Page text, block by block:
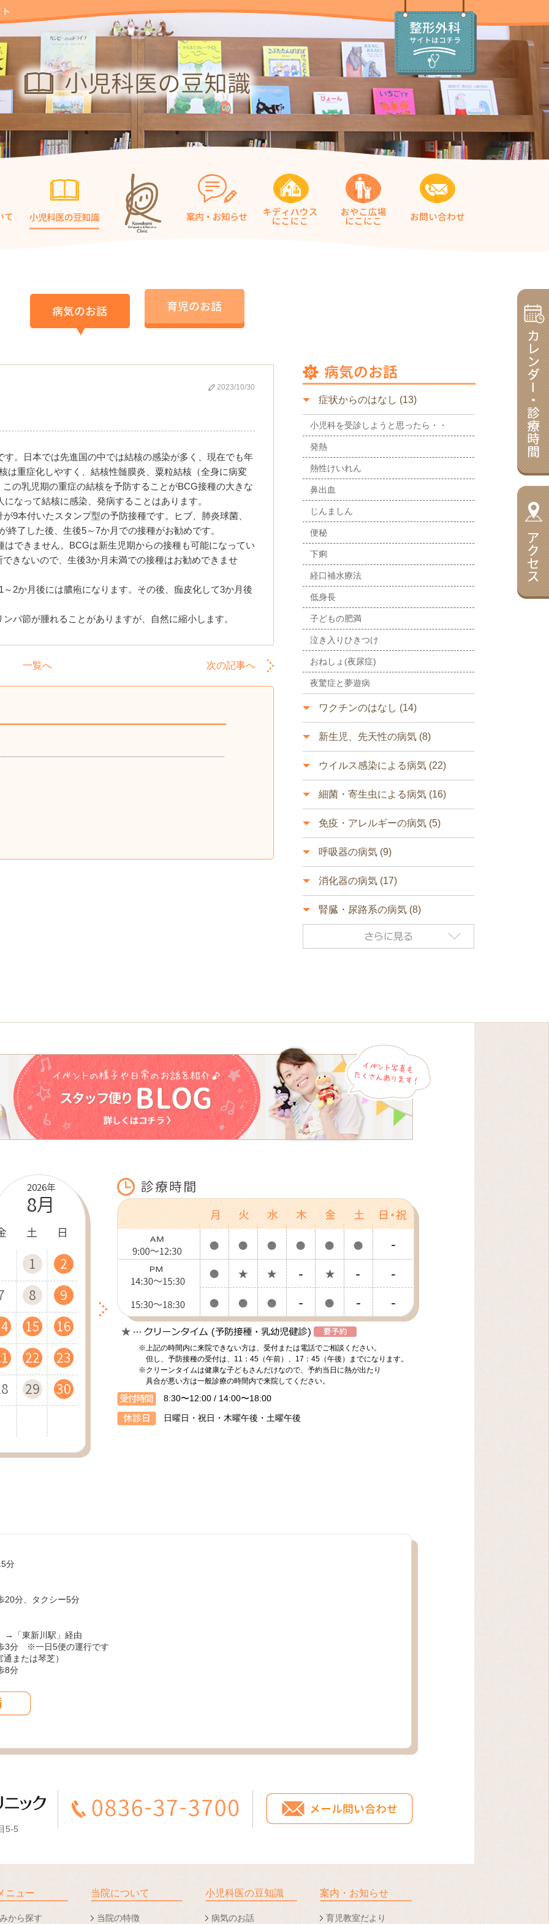
2023/10/30
。日本では先進国の中では結核の感染が多く、現在でも年
は重症化しやすく、結核性髄膜炎、粟粒結核（全身に病変
の乳児期の重症の結核を予防することがBCG接種の大きな
なって結核に感染、発病することはあります。
9本付いたスタンプ型の予防接種です。ヒブ、肺炎球菌、
了した後、生後5～7か月での接種がお勧めです。
できません。BCGは新生児期からの接種も可能になってい
きないので、生後3か月未満での接種はお勧めできませ
2か月後には膿疱になります。その後、痂皮化して3か月後
パ節が腫れることがありますが、自然に縮小します。
一覧へ 次の記事へ
症状からのはなし (13)
小児科を受診しようと思ったら・・
発熱
熱性けいれん
鼻出血
じんましん
便秘
下痢
経口補水療法
低身長
子どもの肥満
泣き入りひきつけ
おねしょ(夜尿症)
夜驚症と夢遊病
ワクチンのはなし (14)
新生児、先天性の病気 (8)
ウイルス感染による病気 (22)
細菌・寄生虫による病気 (16)
免疫・アレルギーの病気 (5)
呼吸器の病気 (9)
消化器の病気 (17)
腎臓・尿路系の病気 (8)
2026年
8月
1
2
8
9
15
16
22
23
29
30
5
6
12
13
19
20
26
27
3
4
10
11
17
18
24
25
31
1
7
8
14
15
21
22
28
29
5
6
12
13
19
20
26
27
2
3
9
10
16
17
23
24
30 31
6
7
13
14
20
21
27 28
6
7
13
14
20
21
27
28
3
4
10
11
17
18
24
25
1
2
8
9
15
16
22
23
29
30
5
6
12
13
19
20
26
27
3
4
10
11
17
18
24
25
31
※上記の時間内に来院できない方は、受付または電話でご相談ください。
但し、予防接種の受付は、11：45（午前）、17：45（午後）までになります。
※クリーンタイムは健康な子どもさんだけなので、予約当日に熱が出たり
具合が悪い方は一般診療の時間内で来院してください。
8:30〜12:00 / 14:00〜18:00
日曜日・祝日・木曜午後・土曜午後
分
20分、タクシー5分
→「東新川駅」経由
3分 ※一日5便の運行です
または琴芝）
8分
5-5
ニュー
から探す
当院について
当院の特徴
小児科医の豆知識
病気のお話
案内・お知らせ
育児教室だより